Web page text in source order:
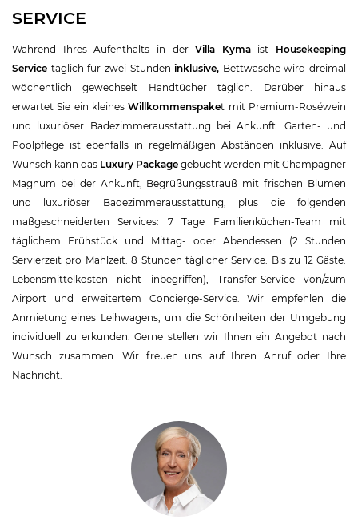
SERVICE
Während Ihres Aufenthalts in derVilla Kymaist Housekeeping
Service täglich für zwei Stundeninklusive, Bettwäsche wird dreimal
wöchentlich gewechselt Handtücher täglich. Darüber hinaus
erwartet Sie ein kleinesWillkommenspaket mit Premium-Roséwein
und luxuriöser Badezimmerausstattung bei Ankunft. Garten- und
Poolpflege ist ebenfalls in regelmäßigen Abständen inklusive. Auf
Wunsch kann das Luxury Package gebucht werden mit Champagner
Magnum bei der Ankunft, Begrüßungsstrauß mit frischen Blumen
und luxuriöser Badezimmerausstattung, plus die folgenden
maßgeschneiderten Services: 7 Tage Familienküchen-Team mit
täglichem Frühstück und Mittag- oder Abendessen (2 Stunden
Servierzeit pro Mahlzeit. 8 Stunden täglicher Service. Bis zu 12 Gäste.
Lebensmittelkosten nicht inbegriffen), Transfer-Service von/zum
Airport und erweitertem Concierge-Service.Wir empfehlen die
Anmietung eines Leihwagens, um die Schönheiten der Umgebung
individuell zu erkunden. Gerne stellen wir Ihnen ein Angebot nach
Wunsch zusammen. Wir freuen uns auf Ihren Anruf oder Ihre
Nachricht.